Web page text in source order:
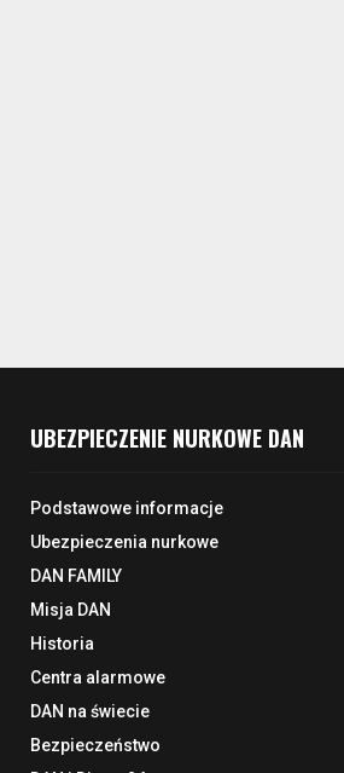
UBEZPIECZENIE NURKOWE DAN
Podstawowe informacje
Ubezpieczenia nurkowe
DAN FAMILY
Misja DAN
Historia
Centra alarmowe
DAN na świecie
Bezpieczeństwo